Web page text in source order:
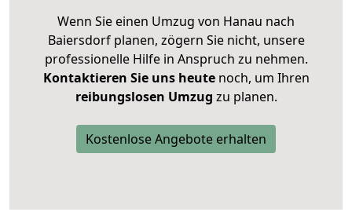
Wenn Sie einen Umzug von Hanau nach
Baiersdorf planen, zögern Sie nicht, unsere
professionelle Hilfe in Anspruch zu nehmen.
Kontaktieren Sie uns heutenoch, um Ihren
reibungslosen Umzug zu planen.
Kostenlose Angebote erhalten